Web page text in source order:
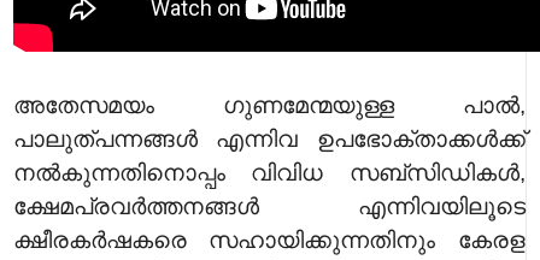
അതേസമയം ഗുണമേന്മയുള്ള പാല്‍,
പാലുത്പന്നങ്ങള്‍ എന്നിവ ഉപഭോക്താക്കള്‍ക്ക്
നല്‍കുന്നതിനൊപ്പം വിവിധ സബ്സിഡികള്‍,
ക്ഷേമപ്രവര്‍ത്തനങ്ങള്‍ എന്നിവയിലൂടെ
ക്ഷീരകര്‍ഷകരെ സഹായിക്കുന്നതിനും കേരള